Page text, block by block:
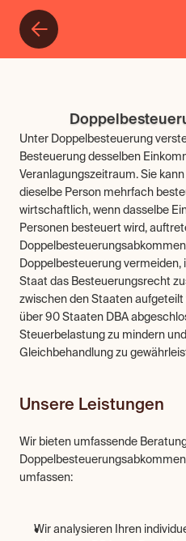
Unter Doppelbesteuerung
Besteuerung desselben
Veranlagungszeitraum. Sie
dieselbe Person mehrfach
wirtschaftlich, wenn dasselbe
Personen besteuert wird,
Doppelbesteuerung vermeiden,
Staat das Besteuerungsrecht
zwischen den Staaten
über 90 Staaten DBA
Steuerbelastung zu mindern
Gleichbehandlung zu
Unsere Leistungen
Wir bieten umfassende
umfassen:
Wir analysieren Ihren